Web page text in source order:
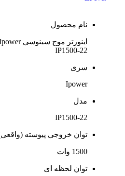
نام محصول
IP1500-22
سری
Ipower
مدل
IP1500-22
توان خروجی پیوسته (واقعی)
1500 وات
توان لحظه ای